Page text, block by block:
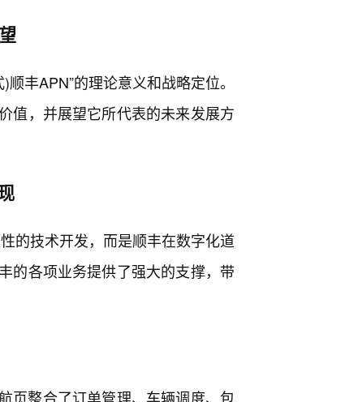
丰APN”的理论意义和战略定位。
值，并展望它所代表的未来发展方
的技术开发，而是顺丰在数字化道
的各项业务提供了强大的支撑，带
页整合了订单管理、车辆调度、包